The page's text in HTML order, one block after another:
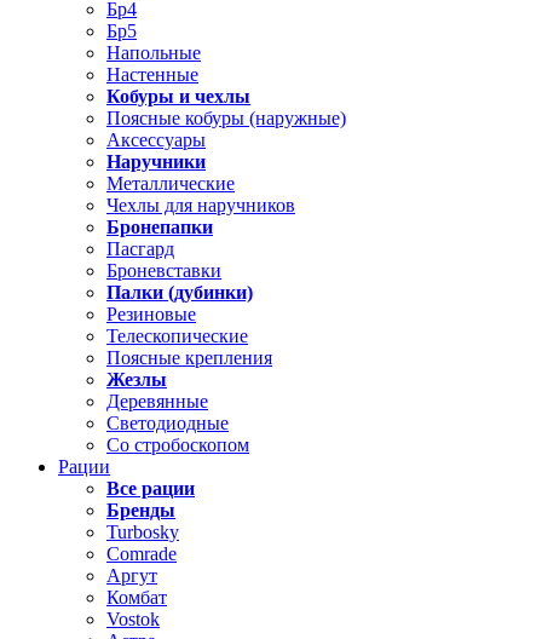
Бр4
Бр5
Напольные
Настенные
Кобуры и чехлы
Поясные кобуры (наружные)
Аксессуары
Наручники
Металлические
Чехлы для наручников
Бронепапки
Пасгард
Броневставки
Палки (дубинки)
Резиновые
Телескопические
Поясные крепления
Жезлы
Деревянные
Светодиодные
Со стробоскопом
Рации
Все рации
Бренды
Turbosky
Comrade
Аргут
Комбат
Vostok